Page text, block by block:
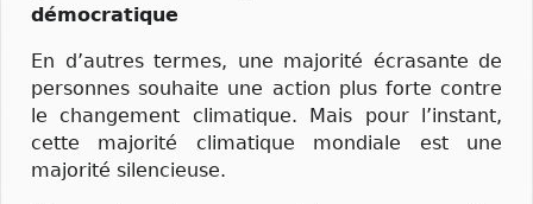
démocratique
En d’autres termes, une majorité écrasante de
personnes souhaite une action plus forte contre
le changement climatique. Mais pour l’instant,
cette majorité climatique mondiale est une
majorité silencieuse.